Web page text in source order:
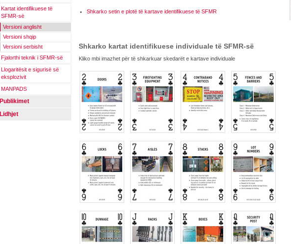
Shkarko setin e plotë të kartave identifikuese të SFMR
Shkarko kartat identifikuese individuale të SFMR-së
Kliko mbi imazhet për të shkarkuar skedarët e kartave individuale
Kartat identifikuese të
SFMR-së
Versioni anglisht
Versioni shqip
Versioni serbisht
Fjalorthi teknik i SFMR-së
Llogaritësit e sigurisë së
eksplozivit
MANPADS
Publikimet
Lidhjet